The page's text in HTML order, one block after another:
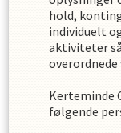
hold,
individuelt
aktiviteter
overordnede
Kerteminde
følgende